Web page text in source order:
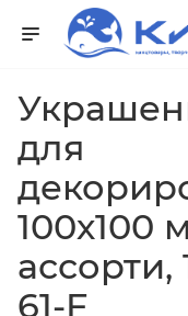
для
100х100
ассорти,
61-F